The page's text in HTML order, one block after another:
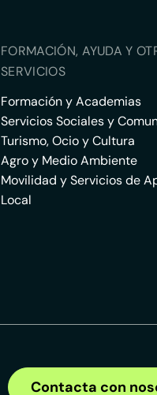
FORMACIÓN, AYUDA Y
SERVICIOS
Formación y Academias
Servicios Sociales y
Turismo, Ocio y Cultura
Agro y Medio Ambiente
Movilidad y Servicios de
Local
Contacta con